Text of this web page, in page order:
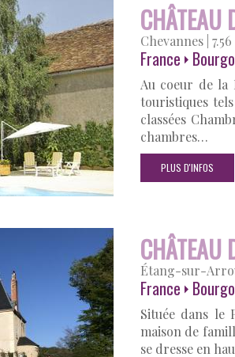
CHÂTEAU
Chevannes
France
Au coeur de la
touristiques
classées
chambres…
PLUS D'INFOS
CHÂTEAU
Étang-sur-
France
Située dans le
maison de
se dresse en